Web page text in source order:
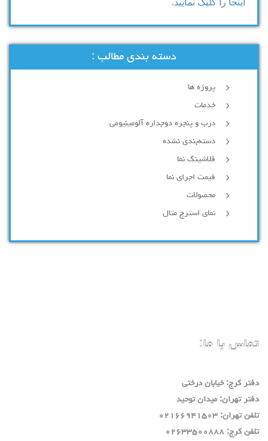
دسته بندی مطالب :
پروژه ها
خدمات
درب و پنجره دوجداره آلومینیومی
دسته‌بندی نشده
فلاشینگ نما
قیمت اجرای نما
محصولات
نمای استرچ متال
تماس با ما:
دفتر كرج: خيابان درختي
دفتر تهران: ميدان توحيد
تلفن تهران: ٠٢١٦٦٩٤١٥٠٣
تلفن كرج: ٠٢٦٣٣٥٠٠٨٨٨